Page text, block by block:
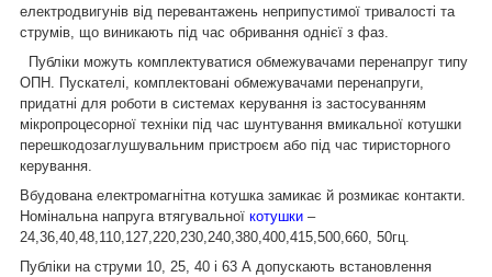
електродвигунів від перевантажень неприпустимої тривалості та
струмів, що виникають під час обривання однієї з фаз.
Публіки можуть комплектуватися обмежувачами перенапруг типу
ОПН. Пускателі, комплектовані обмежувачами перенапруги,
придатні для роботи в системах керування із застосуванням
мікропроцесорної техніки під час шунтування вмикальної котушки
перешкодозаглушувальним пристроєм або під час тиристорного
керування.
Вбудована електромагнітна котушка замикає й розмикає контакти.
Номінальна напруга втягувальної котушки –
24,36,40,48,110,127,220,230,240,380,400,415,500,660, 50гц.
Публіки на струми 10, 25, 40 і 63 А допускають встановлення